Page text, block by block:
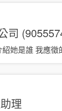
司
她是誰 我應徵
理